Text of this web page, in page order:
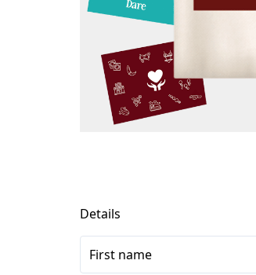
Details
First name